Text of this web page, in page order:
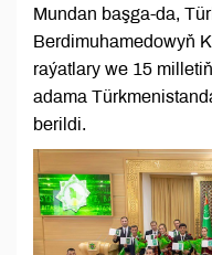
Mundan başga-da,
Berdimuhamedowyň
raýatlary we 15
adama
berildi.